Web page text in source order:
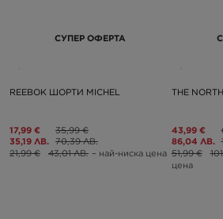
СУПЕР ОФЕРТА
REEBOK ШОРТИ MICHEL
17,99 €
35,19 ЛВ.
35,99 €
70,39 ЛВ.
21,99 €
43,01 ЛВ. – най-ниска цена
THE
43,99 €
86,04 ЛВ.
51,99 €
цена